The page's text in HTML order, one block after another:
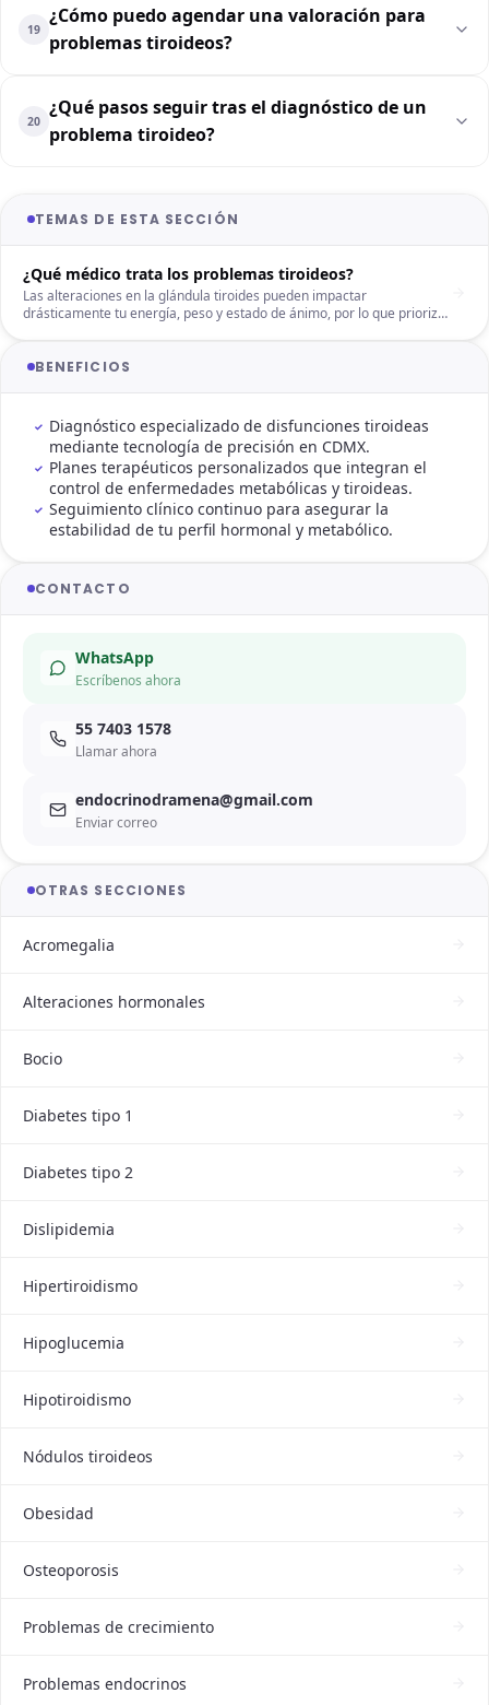
19
¿Cómo puedo agendar una valoración para
problemas tiroideos?
20
¿Qué pasos seguir tras el diagnóstico de un
problema tiroideo?
TEMAS DE ESTA SECCIÓN
¿Qué médico trata los problemas tiroideos?
Las alteraciones en la glándula tiroides pueden impactar
drásticamente tu energía, peso y estado de ánimo, por lo que priorizar
problemas tiroideos de manera efectiva para obtener un control
origen de tus síntomas y restaurar tu salud metabólica con un plan
clínico a tu medida.
BENEFICIOS
Diagnóstico especializado de disfunciones tiroideas
mediante tecnología de precisión en CDMX.
Planes terapéuticos personalizados que integran el
control de enfermedades metabólicas y tiroideas.
Seguimiento clínico continuo para asegurar la
estabilidad de tu perfil hormonal y metabólico.
CONTACTO
WhatsApp
Escríbenos ahora
55 7403 1578
Llamar ahora
endocrinodramena@gmail.com
Enviar correo
OTRAS SECCIONES
Acromegalia
Alteraciones hormonales
Bocio
Diabetes tipo 1
Diabetes tipo 2
Dislipidemia
Hipertiroidismo
Hipoglucemia
Hipotiroidismo
Nódulos tiroideos
Obesidad
Osteoporosis
Problemas de crecimiento
Problemas endocrinos